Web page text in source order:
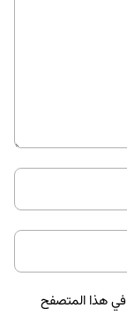
في هذا المتصفح